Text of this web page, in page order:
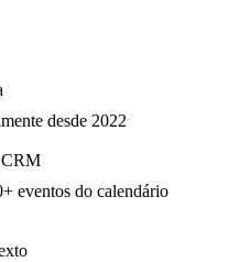
desde 2022
CRM
eventos do calendário